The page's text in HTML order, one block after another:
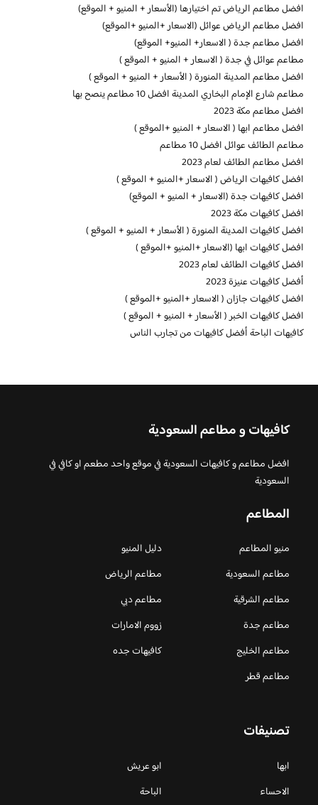
افضل مطاعم الرياض تم اختيارها (الأسعار + المنيو + الموقع)
افضل مطاعم الرياض عوائل (الاسعار +المنيو +الموقع)
افضل مطاعم جدة ( الاسعار+ المنيو+ الموقع)
مطاعم عوائل في جدة ( الاسعار + المنيو + الموقع )
افضل مطاعم المدينة المنورة ( الأسعار + المنيو + الموقع )
مطاعم شارع الإمام البخاري المدينة افضل 10 مطاعم ينصح بها
افضل مطاعم مكة 2023
افضل مطاعم ابها ( الاسعار + المنيو +الموقع )
مطاعم الطائف عوائل افضل 10 مطاعم
افضل مطاعم الطائف لعام 2023
افضل كافيهات الرياض ( الاسعار +المنيو + الموقع )
افضل كافيهات جدة (الاسعار + المنيو + الموقع)
افضل كافيهات مكة 2023
افضل كافيهات المدينة المنورة ( الأسعار + المنيو + الموقع )
افضل كافيهات ابها (الاسعار +المنيو +الموقع )
افضل كافيهات الطائف لعام 2023
أفضل كافيهات عنيزة 2023
افضل كافيهات جازان ( الاسعار +المنيو +الموقع )
افضل كافيهات الخبر ( الأسعار + المنيو + الموقع )
كافيهات الباحة أفضل كافيهات من تجارب الناس
كافيهات و مطاعم السعودية
افضل مطاعم و كافيهات السعودية في موقع واحد مطعم او كافي في
السعودية
المطاعم
منيو المطاعم
دليل المنيو
مطاعم السعودية
مطاعم الرياض
مطاعم الشرقية
مطاعم دبي
مطاعم جدة
زووم الامارات
مطاعم الخليج
كافيهات جده
مطاعم قطر
تصنيفات
ابها
ابو عريش
الاحساء
الباحة